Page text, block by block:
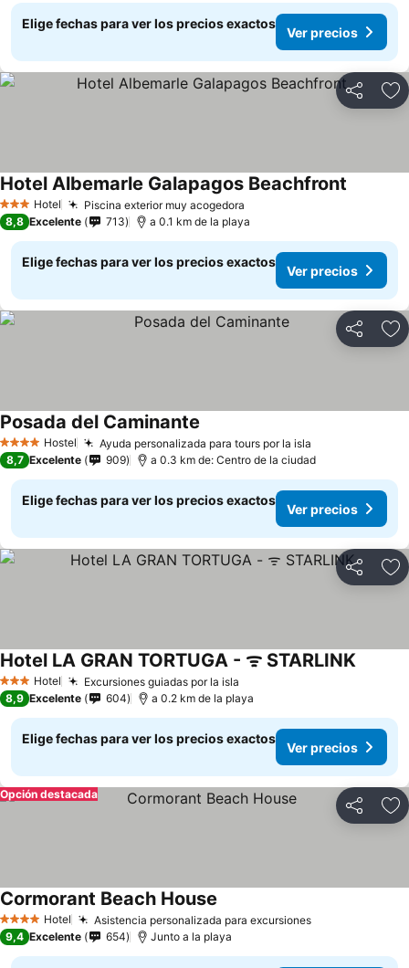
Elige fechas para ver los precios exactos
Ver precios
Compartir
3 Estrellas
Hotel Piscina exterior muy acogedora
Hotel Albemarle Galapagos Beachfront
8,8 Excelente 713 a 0.1 km de la playa
Elige fechas para ver los precios exactos
Ver precios
Compartir
4 EstrellasHostel Ayuda personalizada para tours por la isla
Posada del Caminante
8,7 Excelente 909 a 0.3 km de: Centro de la ciudad
Elige fechas para ver los precios exactos
Ver precios
Compartir
3 Estrellas
Hotel Excursiones guiadas por la isla
Hotel LA GRAN TORTUGA - ᯤ STARLINK
8,9 Excelente 604 a 0.2 km de la playa
Elige fechas para ver los precios exactos
Ver precios
Compartir
Opción destacada
4 EstrellasHotel Asistencia personalizada para excursiones
Cormorant Beach House
9,4 Excelente 654 Junto a la playa